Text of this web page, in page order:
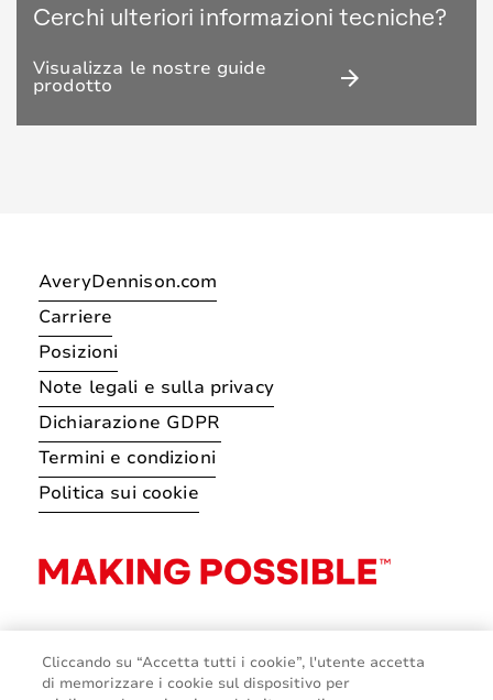
Cerchi ulteriori informazioni tecniche?
Visualizza le nostre guide
prodotto arrow_forward
AveryDennison.com
Carriere
Posizioni
Note legali e sulla privacy
Dichiarazione GDPR
Termini e condizioni
Politica sui cookie
Cliccando su “Accetta tutti i cookie”, l'utente accetta
di memorizzare i cookie sul dispositivo per